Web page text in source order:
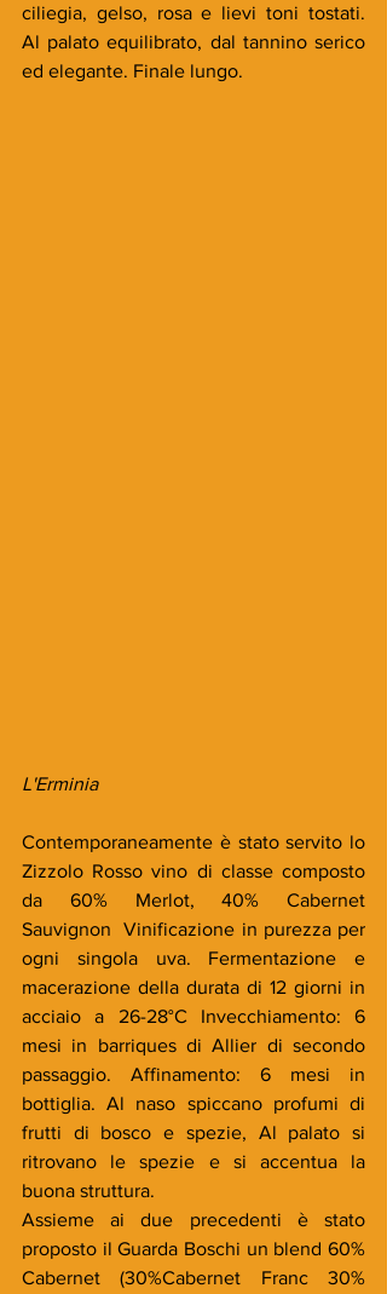
ciliegia, gelso, rosa e lievi toni tostati.
Al palato equilibrato, dal tannino serico
ed elegante. Finale lungo.
L'Erminia
Contemporaneamente è stato servito lo
Zizzolo Rosso vino di classe composto
da 60% Merlot, 40% Cabernet
Sauvignon  Vinificazione in purezza per
ogni singola uva. Fermentazione e
macerazione della durata di 12 giorni in
acciaio a 26-28°C Invecchiamento: 6
mesi in barriques di Allier di secondo
passaggio. Affinamento: 6 mesi in
bottiglia. Al naso spiccano profumi di
frutti di bosco e spezie, Al palato si
ritrovano le spezie e si accentua la
buona struttura.
Assieme ai due precedenti è stato
proposto il Guarda Boschi un blend 60%
Cabernet (30%Cabernet Franc 30%